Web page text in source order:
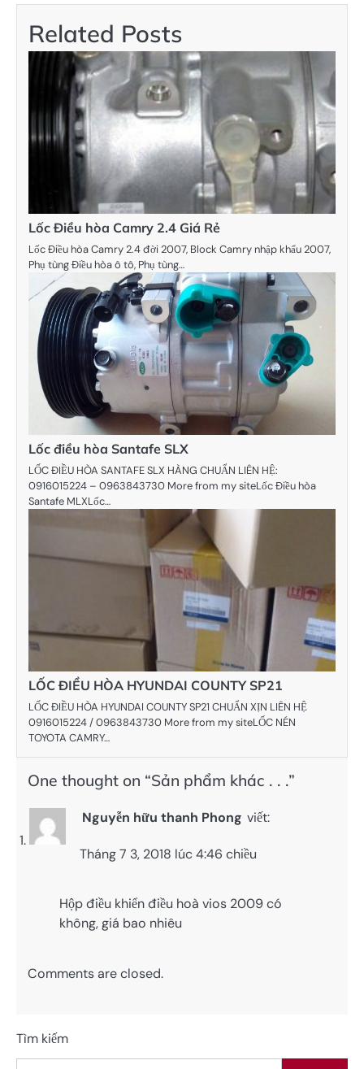
viết
Related Posts
Lốc Điều hòa Camry 2.4 Giá Rẻ
Lốc Điều hòa Camry 2.4 đời 2007, Block Camry nhập khẩu 2007,
Phụ tùng Điều hòa ô tô, Phụ tùng…
Lốc điều hòa Santafe SLX
LỐC ĐIỀU HÒA SANTAFE SLX HÀNG CHUẨN LIÊN HỆ:
0916015224 – 0963843730 More from my siteLốc Điều hòa
Santafe MLXLốc…
LỐC ĐIỀU HÒA HYUNDAI COUNTY SP21
LỐC ĐIỀU HÒA HYUNDAI COUNTY SP21 CHUẨN XỊN LIÊN HỆ
0916015224 / 0963843730 More from my siteLỐC NÉN
TOYOTA CAMRY…
One thought on “Sản phẩm khác . . .”
Nguyễn hữu thanh Phong viết:
Tháng 7 3, 2018 lúc 4:46 chiều
Hộp điều khiển điều hoà vios 2009 có
không, giá bao nhiêu
Comments are closed.
Tìm kiếm